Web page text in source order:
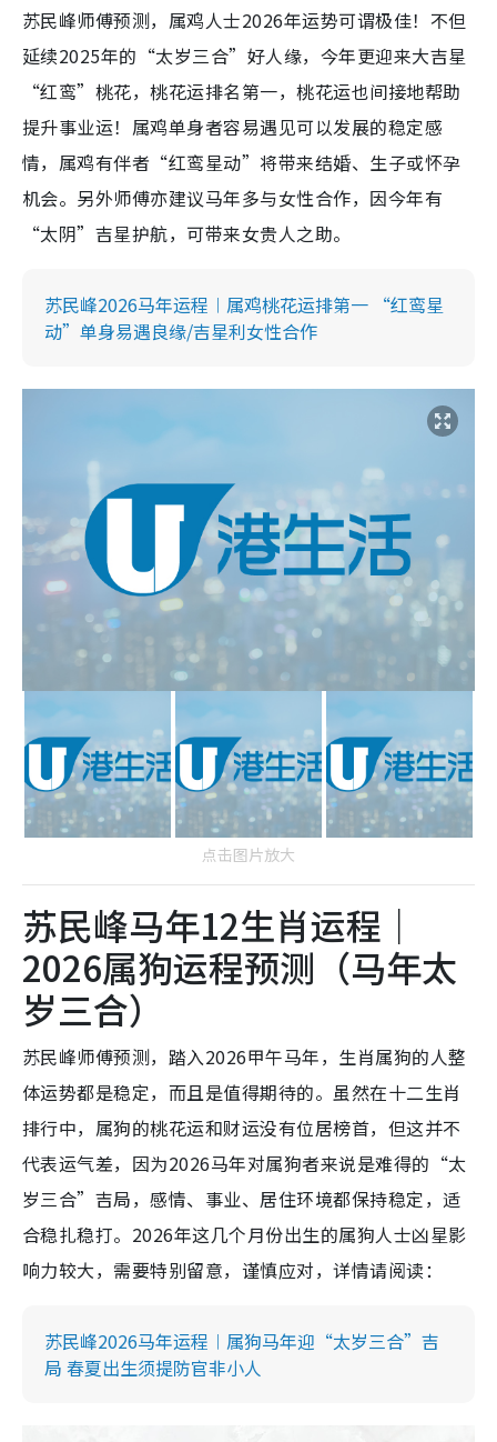
苏民峰师傅预测，属鸡人士2026年运势可谓极佳！不但
延续2025年的“太岁三合”好人缘，今年更迎来大吉星
“红鸾”桃花，桃花运排名第一，桃花运也间接地帮助
提升事业运！属鸡单身者容易遇见可以发展的稳定感
情，属鸡有伴者“红鸾星动”将带来结婚、生子或怀孕
机会。另外师傅亦建议马年多与女性合作，因今年有
“太阴”吉星护航，可带来女贵人之助。
苏民峰2026马年运程︱属鸡桃花运排第一 “红鸾星
动”单身易遇良缘/吉星利女性合作
点击图片放大
苏民峰马年12生肖运程｜
2026属狗运程预测（马年太
岁三合）
苏民峰师傅预测，踏入2026甲午马年，生肖属狗的人整
体运势都是稳定，而且是值得期待的。虽然在十二生肖
排行中，属狗的桃花运和财运没有位居榜首，但这并不
代表运气差，因为2026马年对属狗者来说是难得的“太
岁三合”吉局，感情、事业、居住环境都保持稳定，适
合稳扎稳打。2026年这几个月份出生的属狗人士凶星影
响力较大，需要特别留意，谨慎应对，详情请阅读：
苏民峰2026马年运程︱属狗马年迎“太岁三合”吉
局 春夏出生须提防官非小人